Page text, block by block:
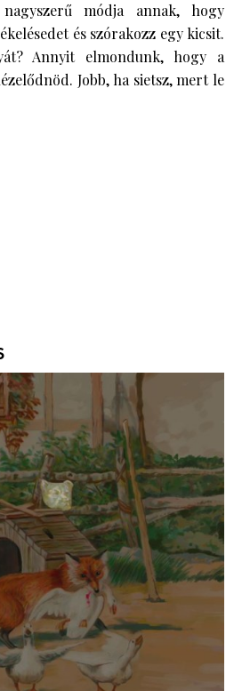
módja annak, hogy
és szórakozz egy kicsit.
Annyit elmondunk, hogy a
Jobb, ha sietsz, mert le